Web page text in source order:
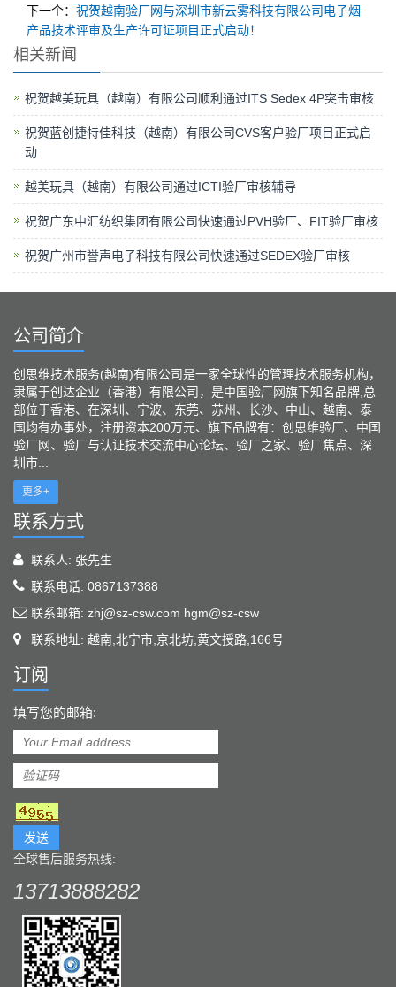
下一个： 祝贺越南验厂网与深圳市新云雾科技有限公司电子烟
产品技术评审及生产许可证项目正式启动！
相关新闻
祝贺越美玩具（越南）有限公司顺利通过ITS Sedex 4P突击审核
祝贺蓝创捷特佳科技（越南）有限公司CVS客户验厂项目正式启
动
越美玩具（越南）有限公司通过ICTI验厂审核辅导
祝贺广东中汇纺织集团有限公司快速通过PVH验厂、FIT验厂审核
祝贺广州市誉声电子科技有限公司快速通过SEDEX验厂审核
公司简介
创思维技术服务(越南)有限公司是一家全球性的管理技术服务机构，
隶属于创达企业（香港）有限公司，是中国验厂网旗下知名品牌,总
部位于香港、在深圳、宁波、东莞、苏州、长沙、中山、越南、泰
国均有办事处，注册资本200万元、旗下品牌有：创思维验厂、中国
验厂网、验厂与认证技术交流中心论坛、验厂之家、验厂焦点、深
圳市...
更多+
联系方式
联系人: 张先生
联系电话: 0867137388
联系邮箱: zhj@sz-csw.com hgm@sz-csw
联系地址: 越南,北宁市,京北坊,黄文授路,166号
订阅
填写您的邮箱:
发送
全球售后服务热线:
13713888282